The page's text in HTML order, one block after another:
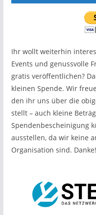
Ihr wollt weiterhin
Events und genussvolle
gratis veröffentlichen?
kleinen Spende. Wir
den ihr uns über die
stellt – auch kleine
Spendenbescheinigung
ausstellen, da wir keine
Organisation sind. Danke!